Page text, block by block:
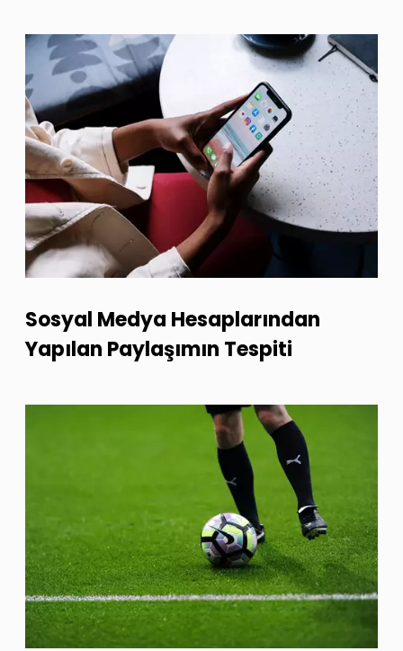
Sosyal Medya Hesaplarından
Yapılan Paylaşımın Tespiti